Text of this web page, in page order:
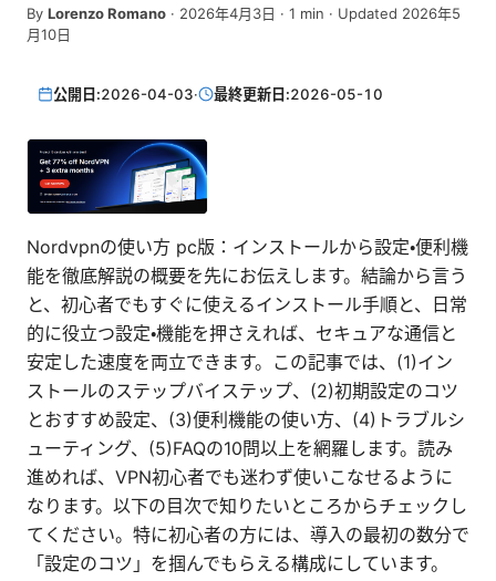
By Lorenzo Romano · 2026年4月3日 · 1 min · Updated 2026年5
月10日
公開日:2026-04-03· 最終更新日:2026-05-10
Nordvpnの使い方 pc版：インストールから設定・便利機
能を徹底解説の概要を先にお伝えします。結論から言う
と、初心者でもすぐに使えるインストール手順と、日常
的に役立つ設定・機能を押さえれば、セキュアな通信と
安定した速度を両立できます。この記事では、(1)イン
ストールのステップバイステップ、(2)初期設定のコツ
とおすすめ設定、(3)便利機能の使い方、(4)トラブルシ
ューティング、(5)FAQの10問以上を網羅します。読み
進めれば、VPN初心者でも迷わず使いこなせるように
なります。以下の目次で知りたいところからチェックし
てください。特に初心者の方には、導入の最初の数分で
「設定のコツ」を掴んでもらえる構成にしています。